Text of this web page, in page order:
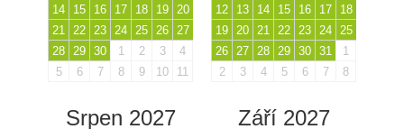
14
15 16 17 18 19
20
21
22 23 24 25 26
27
28
29 30 1 2 3
4
5
6 7 8 9 10 11
12
13 14 15 16 17
18
19
20 21 22 23 24
25
26
27 28 29 30 31
1
2
3 4 5 6 7 8
Srpen 2027 Září 2027